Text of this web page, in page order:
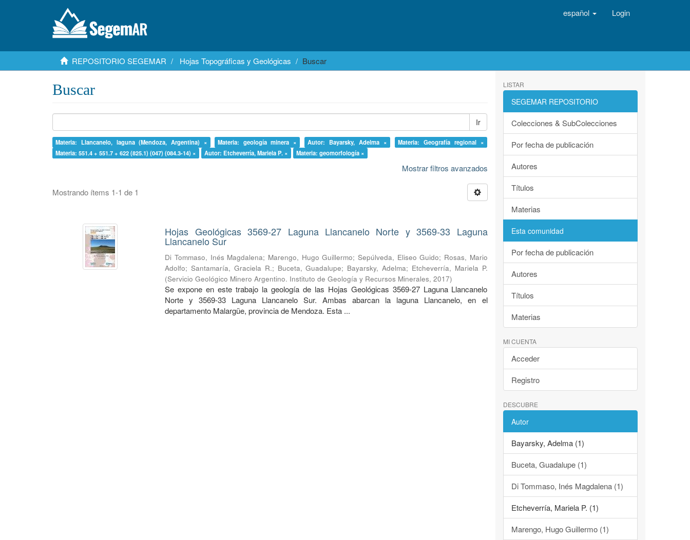
español Login
REPOSITORIO SEGEMAR Hojas Topográficas y Geológicas Buscar
Buscar
Ir
Materia: Llancanelo, laguna (Mendoza, Argentina) × Materia: geología minera × Autor: Bayarsky, Adelma ×
Materia: Geografía regional ×
Materia: 551.4 + 551.7 + 622 (825.1) (047) (084.3-14) ×
Autor: Etcheverría, Mariela P. × Materia: geomorfología ×
Mostrar filtros avanzados
Mostrando ítems 1-1 de 1
Hojas Geológicas 3569-27 Laguna Llancanelo Norte y 3569-33 Laguna
Llancanelo Sur
Di Tommaso, Inés Magdalena; Marengo, Hugo Guillermo; Sepúlveda, Eliseo Guido; Rosas, Mario
Adolfo;Santamaría, Graciela R.; Buceta, Guadalupe; Bayarsky, Adelma; Etcheverría, Mariela P.
(Servicio Geológico Minero Argentino. Instituto de Geología y Recursos Minerales,2017)
Se expone en este trabajo la geología de las Hojas Geológicas 3569-27 Laguna Llancanelo
Norte y 3569-33 Laguna Llancanelo Sur. Ambas abarcan la laguna Llancanelo, en el
departamento Malargüe, provincia de Mendoza. Esta ...
LISTAR
SEGEMAR REPOSITORIO
Colecciones & SubColecciones
Por fecha de publicación
Autores
Títulos
Materias
Esta comunidad
Por fecha de publicación
Autores
Títulos
Materias
MI CUENTA
Acceder
Registro
DESCUBRE
Autor
Bayarsky, Adelma (1)
Buceta, Guadalupe (1)
Di Tommaso, Inés Magdalena (1)
Etcheverría, Mariela P. (1)
Marengo, Hugo Guillermo (1)